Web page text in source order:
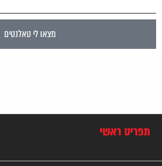
מצאו לי טאלנטים
תפריט ראשי